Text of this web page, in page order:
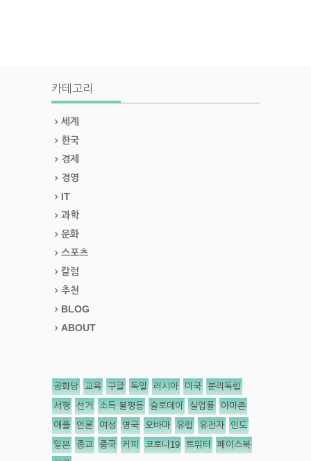
카테고리
세계
한국
경제
경영
IT
과학
문화
스포츠
칼럼
추천
BLOG
ABOUT
공화당 교육 구글 독일 러시아 미국 분리독립
서평 선거 소득 불평등 슬로데이 실업률 아마존
애플 언론 여성 영국 오바마 유럽 유전자 인도
일본 종교 중국 커피 코로나19 트위터 페이스북